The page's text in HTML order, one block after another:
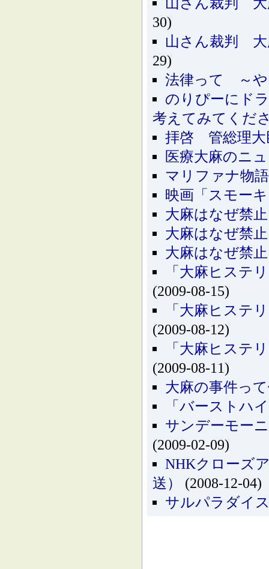
30)
山さん裁判 大
29)
法律って ～や
のりぴーにド
考えてみてくだ
拝啓 管総理大
医療大麻のニ
マリファナ物
映画「スモー
大麻はなぜ禁
大麻はなぜ禁
大麻はなぜ禁
「大麻ヒステ
(2009-08-15)
「大麻ヒステ
(2009-08-12)
「大麻ヒステ
(2009-08-11)
大麻の事件っ
「バーストハ
サンデーモー
(2009-02-09)
NHKクローズ
送）
(2008-12-04)
サルパラダイ